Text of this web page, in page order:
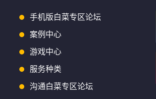
手机版白菜专区论坛
案例中心
游戏中心
服务种类
沟通白菜专区论坛